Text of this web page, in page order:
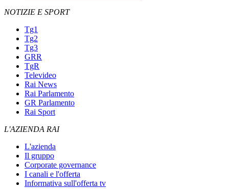
NOTIZIE E SPORT
Tg1
Tg2
Tg3
GRR
TgR
Televideo
Rai News
Rai Parlamento
GR Parlamento
Rai Sport
L'AZIENDA RAI
L'azienda
Il gruppo
Corporate governance
I canali e l'offerta
Informativa sull'offerta tv